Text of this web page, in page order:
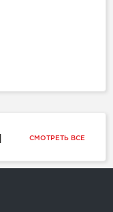
СМОТРЕТЬ ВСЕ